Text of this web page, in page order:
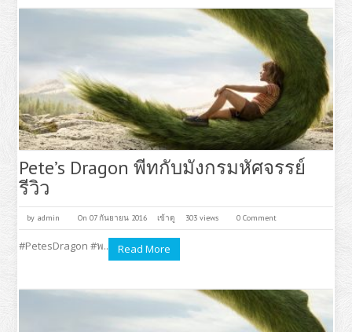
Pete’s Dragon พีทกับมังกรมหัศจรรย์
รีวิว
by admin On 07 กันยายน 2016 เข้าดู 303 views 0 Comment
#PetesDragon #พ.. Read More